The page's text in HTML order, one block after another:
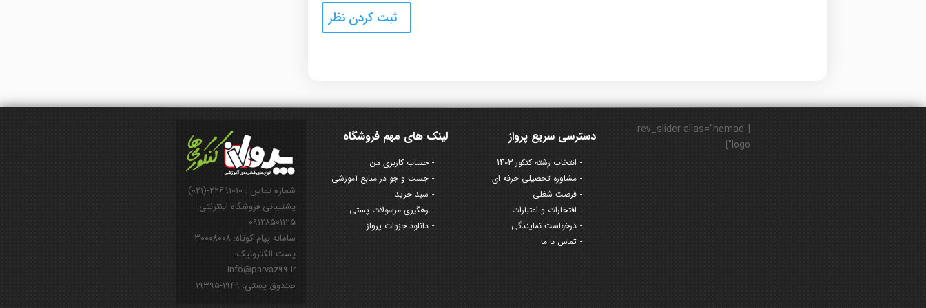
شماره تماس : ۲۲۶۹۱۰۱۰-(۰۲۱)
پشتیبانی فروشگاه اینترنتی:
۰۹۱۲۸۵۰۱۱۲۵
سامانه پیام کوتاه: ۳۰۰۰۸۰۰۸
پست الکترونیک:
info@parvaz99.ir
صندوق پستی: ۱۹۴۹-۱۹۳۹۵
لینک های مهم فروشگاه
حساب کاربری من
جست و جو در منابع آموزشی
سبد خرید
رهگیری مرسولات پستی
دانلود جزوات پرواز
دسترسی سریع پرواز
انتخاب رشته کنکور 1403
مشاوره تحصیلی حرفه ای
فرصت شغلی
افتخارات و اعتبارات
درخواست نمایندگی
تماس با ما
[rev_slider alias="nemad-
logo"]